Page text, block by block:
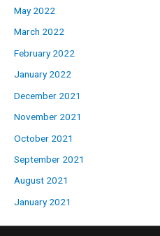
May 2022
March 2022
February 2022
January 2022
December 2021
November 2021
October 2021
September 2021
August 2021
January 2021